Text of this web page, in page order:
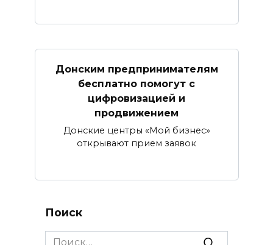
Донским предпринимателям
бесплатно помогут с
цифровизацией и
продвижением
Донские центры «Мой бизнес»
открывают прием заявок
Поиск
Search